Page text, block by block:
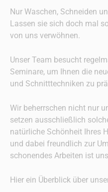
Nur Waschen, Schneiden
Lassen sie sich doch mal
von uns verwöhnen.
Unser Team besucht
Seminare, um Ihnen die
und Schnitttechniken zu
Wir beherrschen nicht nur
setzen ausschließlich
natürliche Schönheit Ihres
und dabei freundlich zur
schonendes Arbeiten ist
Hier ein Überblick über